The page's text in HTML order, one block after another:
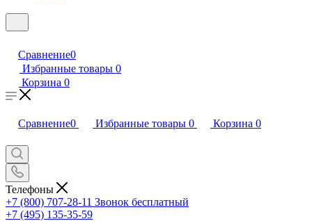
Сравнение0
Избранные товары 0
Корзина 0
Сравнение0 Избранные товары 0 Корзина 0
Телефоны
+7 (800) 707-28-11 Звонок бесплатный
+7 (495) 135-35-59